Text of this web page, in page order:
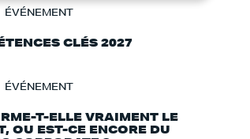
ÉVÉNEMENT
CLÉS 2027
ÉVÉNEMENT
T-ELLE VRAIMENT LE
OU EST-CE ENCORE DU